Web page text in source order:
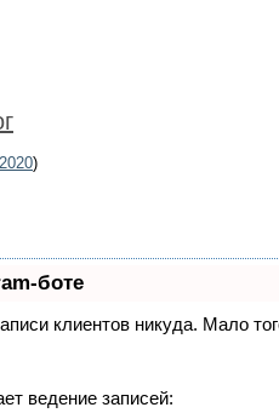
)
боте
клиентов никуда. Мало
ведение записей: